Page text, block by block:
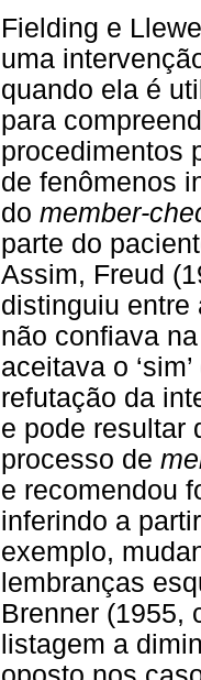
Fielding e
uma
quando ela é
para
procedimentos
de fenômenos
do member-
parte do
Assim, Freud
distinguiu entre
não confiava
aceitava o
refutação da
e pode resultar
processo de
e recomendou
inferindo a
exemplo,
lembranças
Brenner (1955,
listagem a